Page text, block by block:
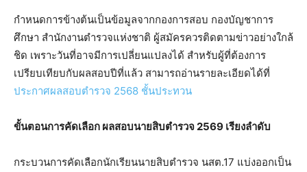
กำหนดการข้างต้นเป็นข้อมูลจากกองการสอบ กองบัญชาการ
ศึกษา สำนักงานตำรวจแห่งชาติ ผู้สมัครควรติดตามข่าวอย่างใกล้
ชิด เพราะวันที่อาจมีการเปลี่ยนแปลงได้ สำหรับผู้ที่ต้องการ
เปรียบเทียบกับผลสอบปีที่แล้ว สามารถอ่านรายละเอียดได้ที่
ประกาศผลสอบตำรวจ 2568 ชั้นประทวน
ขั้นตอนการคัดเลือก ผลสอบนายสิบตำรวจ 2569 เรียงลำดับ
กระบวนการคัดเลือกนักเรียนนายสิบตำรวจ นสต.17 แบ่งออกเป็น